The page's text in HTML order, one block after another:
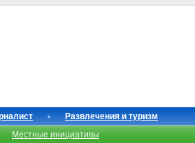
Развлечения и туризм
Местные инициативы